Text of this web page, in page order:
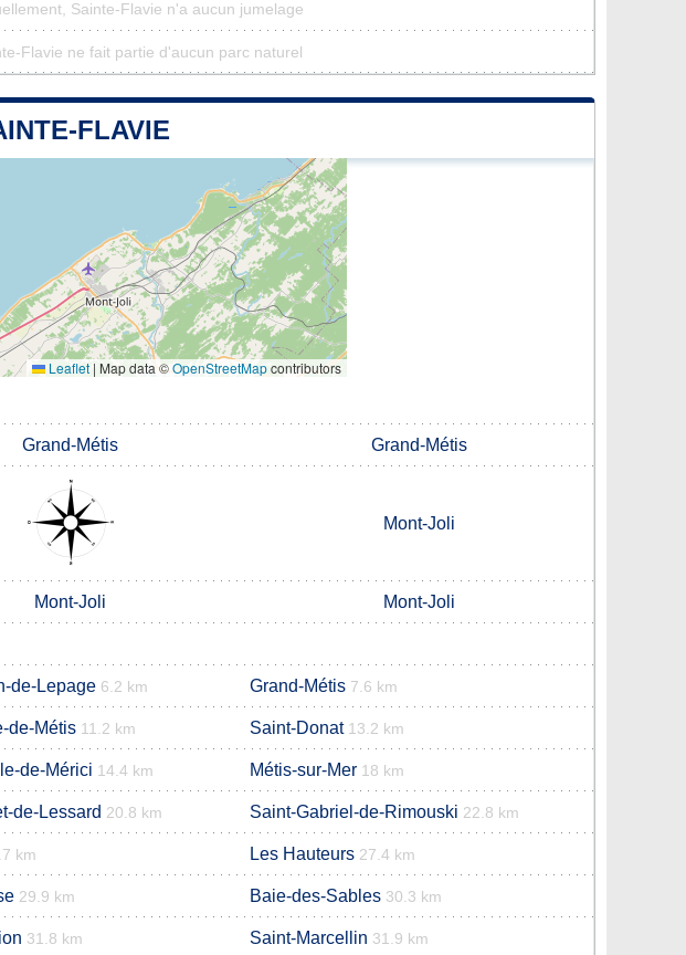
Sainte-Flavie n'a aucun jumelage
Flavie ne fait partie d'aucun parc naturel
FLAVIE
Leaflet | Map data ©OpenStreetMapcontributors
Grand-Métis Grand-Métis
Mont-Joli
Mont-Joli Mont-Joli
de-Lepage 6.2 km Grand-Métis 7.6 km
de-Métis 11.2 km Saint-Donat 13.2 km
de-Mérici 14.4 km Métis-sur-Mer 18 km
de-Lessard 20.8 km Saint-Gabriel-de-Rimouski 22.8 km
km Les Hauteurs 27.4 km
29.9 km Baie-des-Sables 30.3 km
31.8 km Saint-Marcellin 31.9 km